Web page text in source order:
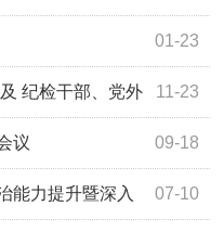
01-23
11-23
纪检干部、党外
09-18
议
07-10
能力提升暨深入